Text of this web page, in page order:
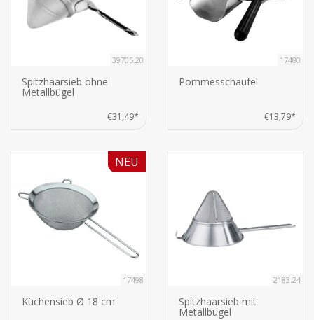
39705.20
Spitzhaarsieb ohne
Metallbügel
€31,49*
17480
Pommesschaufel
€13,79*
17498
Küchensieb Ø 18 cm
NEU
2183.24
Spitzhaarsieb mit
Metallbügel